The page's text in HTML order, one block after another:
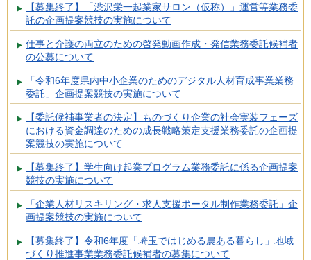
【募集終了】「渋沢栄一起業家サロン（仮称）」運営等業務委
託の企画提案競技の実施について
仕事と介護の両立のための啓発動画作成・発信業務委託候補者
の公募について
「令和6年度県内中小企業のためのデジタル人材育成事業業務
委託」企画提案競技の実施について
【委託候補事業者の決定】ものづくり企業の社会実装フェーズ
における資金調達のための成長戦略策定支援業務委託の企画提
案競技の実施について
【募集終了】学生向け起業プログラム業務委託に係る企画提案
競技の実施について
「企業人材リスキリング・求人支援ポータル制作業務委託」企
画提案競技の実施について
【募集終了】令和6年度「埼玉ではじめる農ある暮らし」地域
づくり推進事業業務委託候補者の募集について